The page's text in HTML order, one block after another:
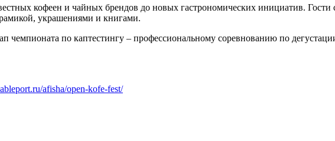
кофеен и чайных брендов до новых гастрономических инициатив. Гости
украшениями и книгами.
по каптестингу – профессиональному соревнованию по
afisha/open-kofe-fest/